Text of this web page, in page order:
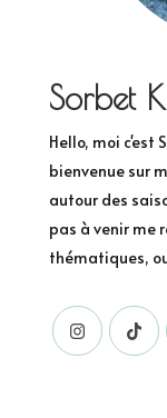
Sorbet
Hello, moi c'est
bienvenue sur
autour des
pas à venir me
thématiques,